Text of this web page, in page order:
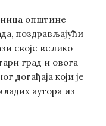
општине
поздрављајући
своје велико
град и овога
догађаја који је
аутора из